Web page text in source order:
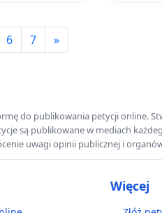
6 7 »
do publikowania petycji online.
są publikowane w mediach
uwagi opinii publicznej i
Więcej